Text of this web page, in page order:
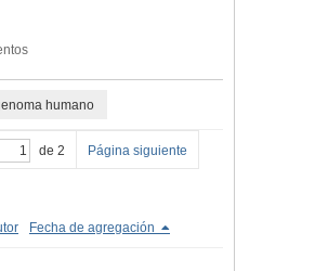
humano
de 2 Página siguiente
Fecha de agregación